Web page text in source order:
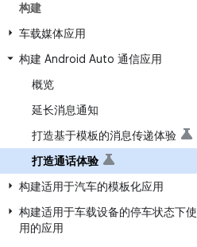
构建
车载媒体应用
构建 Android Auto 通信应用
概览
延长消息通知
打造基于模板的消息传递体验
打造通话体验
构建适用于汽车的模板化应用
构建适用于车载设备的停车状态下使
用的应用